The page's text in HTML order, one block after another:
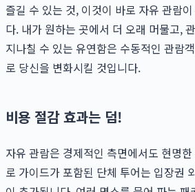
즐길 수 있는 것, 이것이 바로 자유 관람
다. 내가 원하는 곳에서 더 오래 머물고,
지나칠 수 있는 유연함은 수동적인 관람
로 당신을 변화시킬 것입니다.
비용 절감 효과는 덤!
자유 관람은 경제적인 측면에서도 현명
로 가이드가 포함된 단체 투어는 입장권